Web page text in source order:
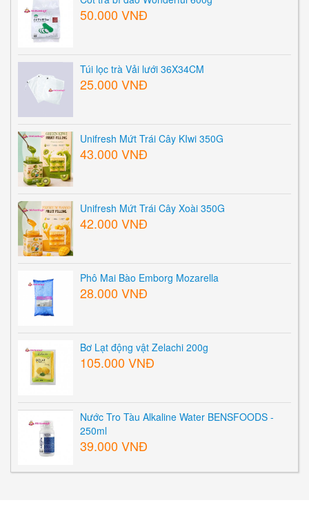
50.000 VNĐ
Túi lọc trà Vải lưới 36X34CM
25.000 VNĐ
Unifresh Mứt Trái Cây KIwi 350G
43.000 VNĐ
Unifresh Mứt Trái Cây Xoài 350G
42.000 VNĐ
Phô Mai Bào Emborg Mozarella
28.000 VNĐ
Bơ Lạt động vật Zelachi 200g
105.000 VNĐ
Nước Tro Tàu Alkaline Water BENSFOODS -
250ml
39.000 VNĐ